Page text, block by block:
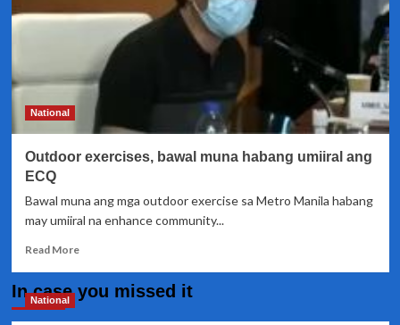
National
Outdoor exercises, bawal muna habang umiiral ang
ECQ
Bawal muna ang mga outdoor exercise sa Metro Manila habang
may umiiral na enhance community...
Read MoreRead
Outdoor
In case you missed it
National